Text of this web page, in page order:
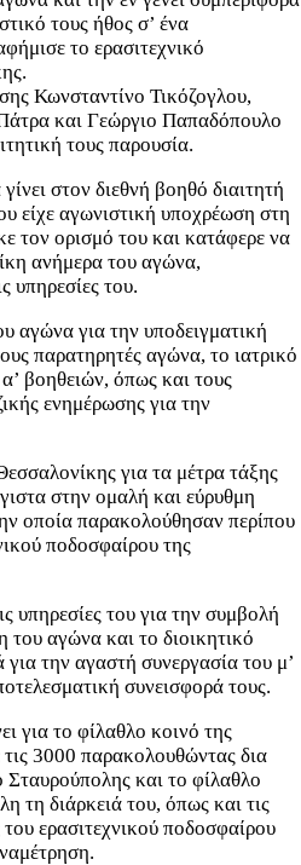
τους ήθος σ’ ένα
το ερασιτεχνικό
Κωνσταντίνο Τικόζογλου,
και Γεώργιο Παπαδόπουλο
τους παρουσία.
στον διεθνή βοηθό διαιτητή
είχε αγωνιστική υποχρέωση στη
τον ορισμό του και κατάφερε να
ανήμερα του αγώνα,
υπηρεσίες του.
αγώνα για την υποδειγματική
παρατηρητές αγώνα, το ιατρικό
βοηθειών, όπως και τους
ενημέρωσης για την
για τα μέτρα τάξης
στην ομαλή και εύρυθμη
οποία παρακολούθησαν περίπου
ποδοσφαίρου της
του για την συμβολή
αγώνα και το διοικητικό
την αγαστή συνεργασία του μ’
συνεισφορά τους.
για το φίλαθλο κοινό της
3000 παρακολουθώντας δια
και το φίλαθλο
τη διάρκειά του, όπως και τις
ερασιτεχνικού ποδοσφαίρου